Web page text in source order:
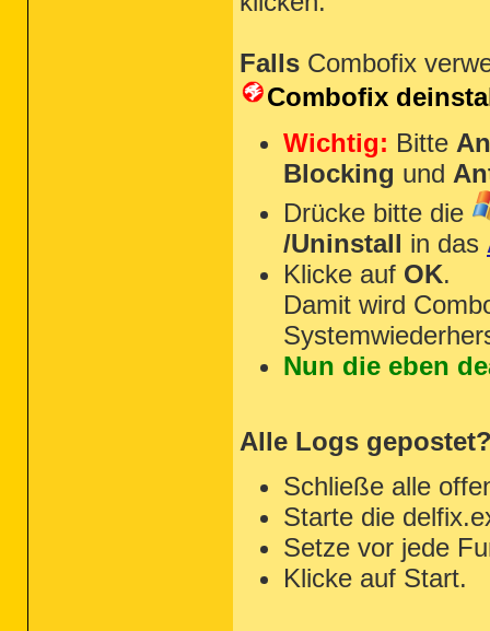
Falls Combofix
Combofix
Wichtig: Bitte
Blocking und
Drücke bitte die
/Uninstall in das
Klicke auf OK.
Damit wird
Nun die eben
Alle Logs
Schließe alle
Starte die
Setze vor jede
Klicke auf Start.